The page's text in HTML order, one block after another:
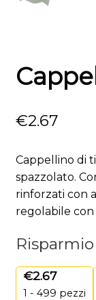
€2.67
Cappellino di
spazzolato.
rinforzati con
regolabile con
€2.67
1 - 499 pezzi